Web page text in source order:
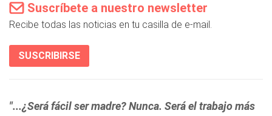
Suscríbete a nuestro newsletter
Recibe todas las noticias en tu casilla de e-mail.
SUSCRIBIRSE
"...¿Será fácil ser madre? Nunca. Será el trabajo más